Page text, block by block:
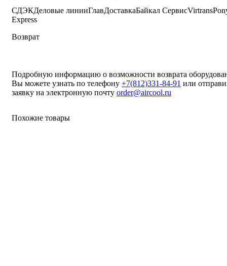
СДЭКДеловые линииГлавДоставкаБайкал СервисVirtrans
Express
Возврат
Подробную информацию о возможности возврата
Вы можете узнать по телефону +7(812)331-84-91 или
заявку на электронную почту order@aircool.ru
Похожие товары